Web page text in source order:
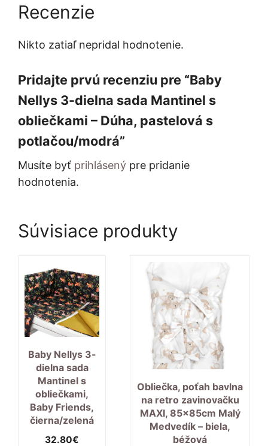
Recenzie
Nikto zatiaľ nepridal hodnotenie.
Pridajte prvú recenziu pre “Baby
Nellys 3-dielna sada Mantinel s
obliečkami – Dúha, pastelová s
potlačou/modrá”
Musíte byť prihlásený pre pridanie
hodnotenia.
Súvisiace produkty
Baby Nellys 3-
dielna sada
Mantinel s
obliečkami,
Baby Friends,
čierna/zelená
32.80€
Obliečka, poťah bavlna
na retro zavinovačku
MAXI, 85x85cm Malý
Medvedík – biela,
béžová